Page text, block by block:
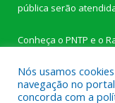
pública serão
Conheça o PNTP e o
Nós usamos
navegação no
concorda com a